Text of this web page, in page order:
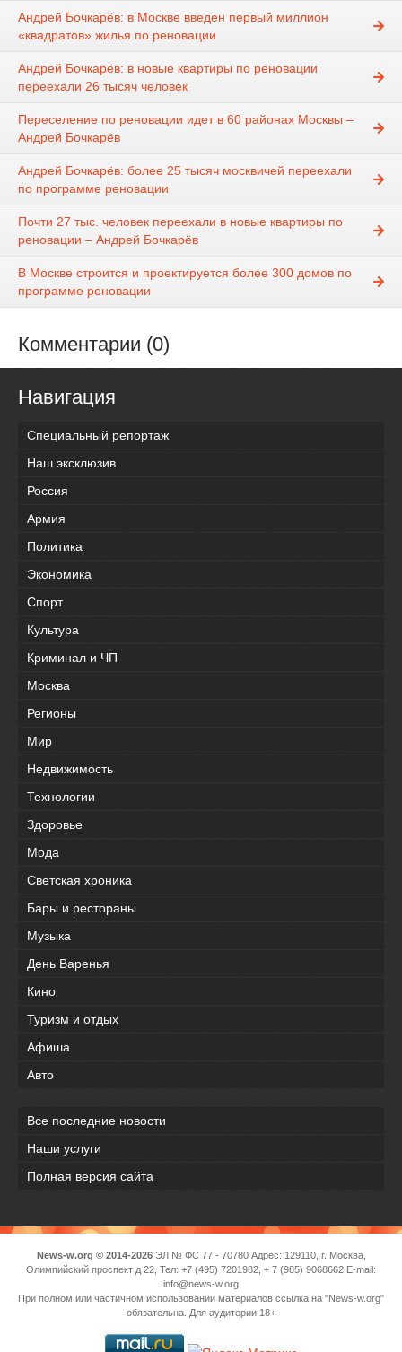
Андрей Бочкарёв: в Москве введен первый миллион
«квадратов» жилья по реновации
Андрей Бочкарёв: в новые квартиры по реновации
переехали 26 тысяч человек
Переселение по реновации идет в 60 районах Москвы –
Андрей Бочкарёв
Андрей Бочкарёв: более 25 тысяч москвичей переехали
по программе реновации
Почти 27 тыс. человек переехали в новые квартиры по
реновации – Андрей Бочкарёв
В Москве строится и проектируется более 300 домов по
программе реновации
Комментарии (0)
Навигация
Специальный репортаж
Наш эксклюзив
Россия
Армия
Политика
Экономика
Спорт
Культура
Криминал и ЧП
Москва
Регионы
Мир
Недвижимость
Технологии
Здоровье
Мода
Светская хроника
Бары и рестораны
Музыка
День Варенья
Кино
Туризм и отдых
Афиша
Авто
Все последние новости
Наши услуги
Полная версия сайта
News-w.org © 2014-2026ЭЛ № ФС 77 - 70780 Адрес: 129110, г. Москва,
Олимпийский проспект д 22, Тел: +7 (495) 7201982, + 7 (985) 9068662 E-mail:
info@news-w.org
При полном или частичном использовании материалов ссылка на "News-w.org"
обязательна. Для аудитории 18+